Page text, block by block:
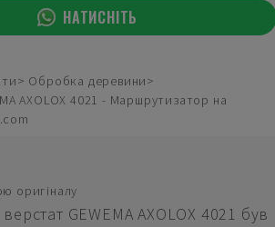
НАТИСНІТЬ
Обробка деревини
AXOLOX 4021 - Маршрутизатор на
оригіналу
GEWEMA AXOLOX 4021 був